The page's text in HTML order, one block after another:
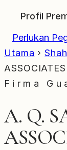
Profil
Perlukan
Utama ›
ASSOCIATES
Firma
A. Q.